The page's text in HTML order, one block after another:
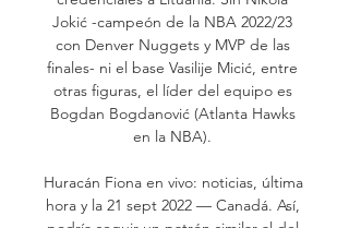
Jokić -campeón de la NBA 2022/23
con Denver Nuggets y MVP de las
finales- ni el base Vasilije Micić, entre
otras figuras, el líder del equipo es
Bogdan Bogdanović (Atlanta Hawks
en la NBA).
Huracán Fiona en vivo: noticias, última
hora y la 21 sept 2022 — Canadá. Así,